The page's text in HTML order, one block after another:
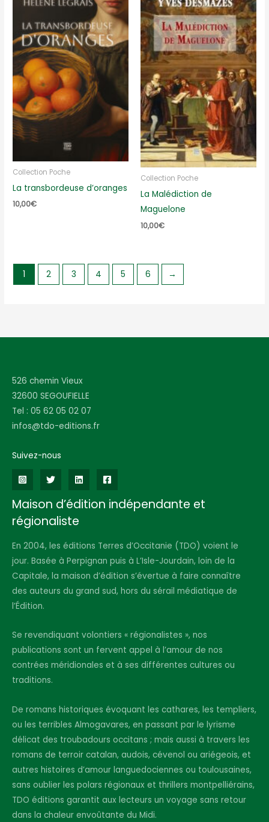
Collection Poche
La transbordeuse d’oranges
10,00€
Collection Poche
La Malédiction de
Maguelone
10,00€
1 2 3 4 5 6 →
526 chemin Vieux
32600 SEGOUFIELLE
Tel : 05 62 05 02 07
infos@tdo-editions.fr
Suivez-nous
Maison d’édition indépendante et
régionaliste
En 2004, les éditions Terres d’Occitanie (TDO) voient le
jour. Basée à Perpignan puis à L’Isle-Jourdain, loin de la
Capitale, la maison d’édition s’évertue à faire connaître
des auteurs du grand sud, hors du sérail médiatique de
l’Édition.
Se revendiquant volontiers « régionalistes », nos
publications sont un fervent appel à l’amour de nos
contrées méridionales et à ses différentes cultures ou
traditions.
De romans historiques évoquant les cathares, les templiers,
ou les terribles Almogavares, en passant par le lyrisme
délicat des troubadours occitans ; mais aussi à travers les
romans de terroir catalan, audois, cévenol ou ariégeois, et
autres histoires d’amour languedociennes ou toulousaines,
sans oublier les polars régionaux et thrillers montpelliérains,
TDO éditions garantit aux lecteurs un voyage sans retour
dans la chaleur envoûtante du Midi.